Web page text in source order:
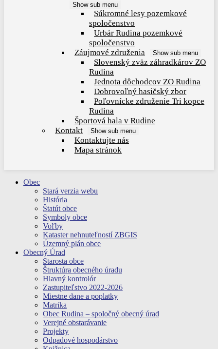
Show sub menu
Súkromné lesy pozemkové
spoločenstvo
Urbár Rudina pozemkové
spoločenstvo
Záujmové združenia
Show sub menu
Slovenský zväz záhradkárov ZO
Rudina
Jednota dôchodcov ZO Rudina
Dobrovoľný hasičský zbor
Poľovnícke združenie Tri kopce
Rudina
Športová hala v Rudine
Kontakt
Show sub menu
Kontaktujte nás
Mapa stránok
Obec
Stará verzia webu
História
Štatút obce
Symboly obce
Voľby
Kataster nehnuteľností ZBGIS
Územný plán obce
Obecný Úrad
Starosta obce
Štruktúra obecného úradu
Hlavný kontrolór
Zastupiteľstvo 2022-2026
Miestne dane a poplatky
Matrika
Obec Rudina – spoločný obecný úrad
Verejné obstarávanie
Projekty
Odpadové hospodárstvo